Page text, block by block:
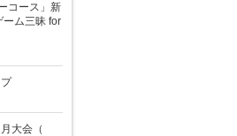
コース」新
ム三昧 for
大会（